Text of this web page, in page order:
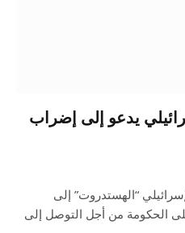
يدعو إلى إضراب
“الهستدروت” إلى
الحكومة من أجل التوصل إلى